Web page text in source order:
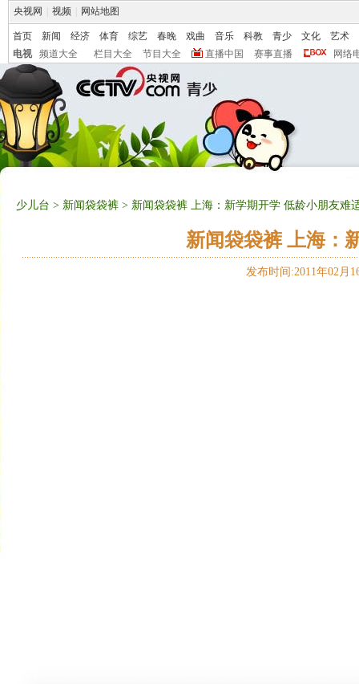
央视网 视频 网站地图
首页 新闻 经济 体育 综艺 春晚 戏曲 音乐 科教 青少 文化
艺术
电视
频道大全 栏目大全 节目大全 直播中国 赛事直播 网络
少儿台 > 新闻袋袋裤 > 新闻袋袋裤 上海：新学期开学 低龄小朋友难
新闻袋袋裤 上海：
发布时间:2011年02月